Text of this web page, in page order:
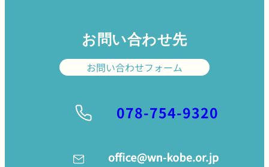
お問い合わせ先
お問い合わせフォーム
078-754-9320